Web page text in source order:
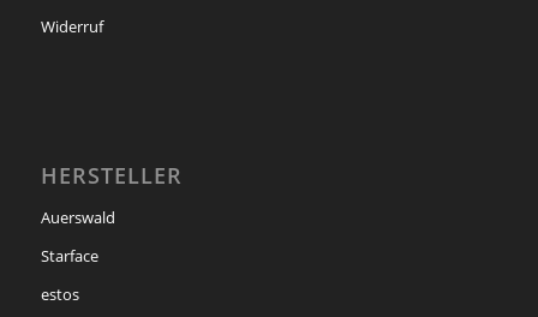
Widerruf
HERSTELLER
Auerswald
Starface
estos